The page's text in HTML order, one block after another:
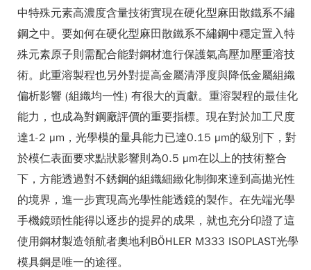
中特殊元素高濃度含量技術實現在硬化型麻田散鐵系不繡
鋼之中。要如何在硬化型麻田散鐵系不繡鋼中穩定置入特
殊元素原子則需配合能對鋼材進行保護氣高壓加壓重溶技
術。此重溶製程也另外對提高金屬清淨度與降低金屬組織
偏析影響 (組織均一性) 有很大的貢獻。重溶製程的最佳化
能力，也成為對鋼廠評價的重要指標。現在對於加工尺度
達1-2 µm，光學模的量具能力已達0.15 µm的級別下，對
於模仁表面要求點狀影響則為0.5 µm在以上的技術整合
下，方能透過對不銹鋼的組織細緻化制御來達到高拋光性
的境界，進一步實現高光學性能透鏡的製作。在先端光學
手機鏡頭性能得以逐步的提昇的成果，就也充分印證了這
使用鋼材製造領航者奧地利BÖHLER M333 ISOPLAST光學
模具鋼是唯一的途徑。